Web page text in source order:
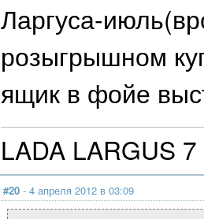
Ларгуса-
розыгрышном
ящик в фойе
LADA LARGUS
#20 - 4 апреля 2012 в 03:09